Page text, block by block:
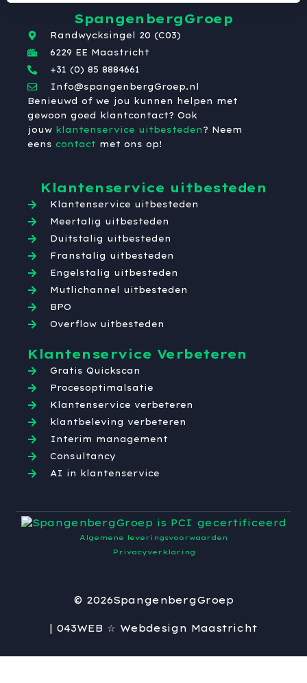
SpangenbergGroep
Randwycksingel 20 (C03)
6229 EE Maastricht
+31 (0) 85 8884661
Info@spangenbergGroep.nl
Benieuwd of we jou kunnen helpen met
gewoon goed klantcontact? Ook
jouw klantenservice uitbesteden ? Neem
eens contact met ons op!
Klantenservice uitbesteden
Klantenservice uitbesteden
Meertalig uitbesteden
Duitstalig uitbesteden
Franstalig uitbesteden
Engelstalig uitbesteden
Mutlichannel uitbesteden
BPO
Overflow uitbesteden
Klantenservice Verbeteren
Gratis Quickscan
Procesoptimalsatie
Klantenservice verbeteren
klantbeleving verbeteren
Interim management
Consultancy
AI in klantenservice
Algemene leveringsvoorwaarden
Privacyverklaring
© 2026SpangenbergGroep
| 043WEB ☆ Webdesign Maastricht